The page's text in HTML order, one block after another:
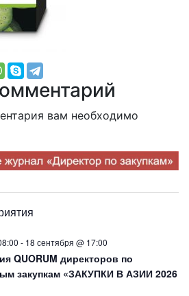
вам необходимо
- 18 сентября @ 17:00
QUORUM директоров по
закупкам «ЗАКУПКИ В АЗИИ 2026